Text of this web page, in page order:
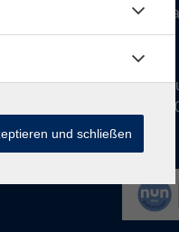
Freitag
Beratung
Dienstag
und schließen